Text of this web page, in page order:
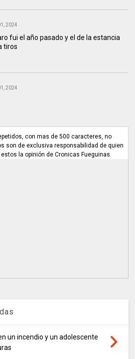
2024
fui el año pasado y el de la estancia
tiros
2024
con mas de 500 caracteres, no
son de exclusiva responsabilidad de quien
la opinión de Cronicas Fueguinas.
un incendio y un adolescente